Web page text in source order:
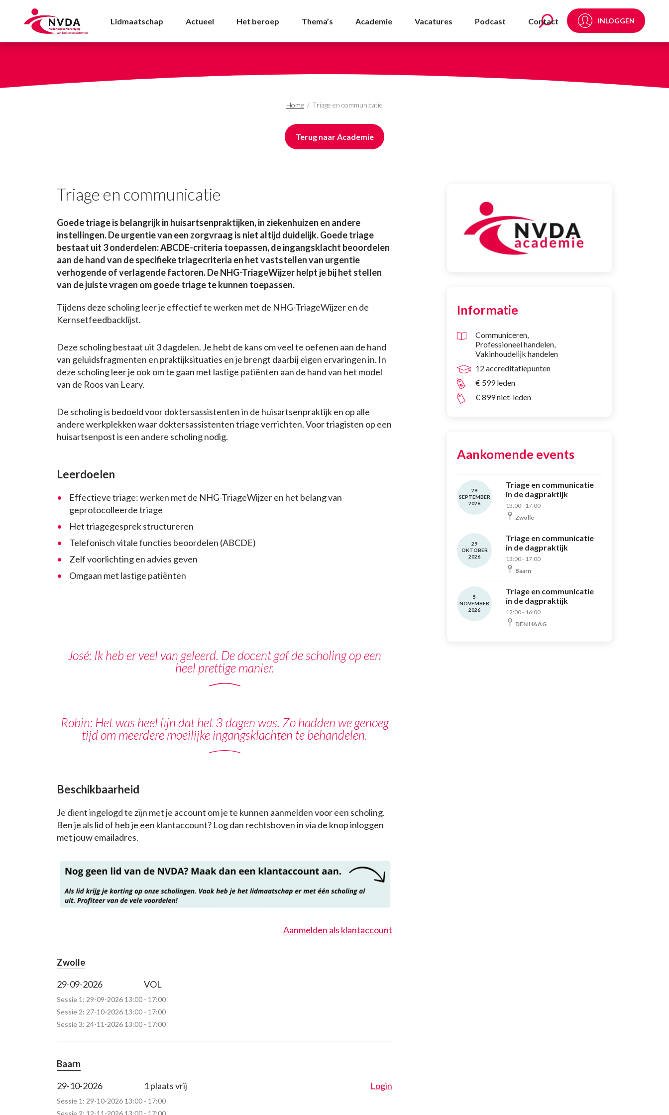
Triage en communicatie - NVDA
Lidmaatschap Actueel Het beroep Thema’s Academie Vacatures Podcast Contact INLOGGEN
Home / Triage en communicatie
Terug naar Academie
Triage en communicatie
Goede triage is belangrijk in huisartsenpraktijken, in ziekenhuizen en andere
instellingen. De urgentie van een zorgvraag is niet altijd duidelijk. Goede triage
bestaat uit 3 onderdelen: ABCDE-criteria toepassen, de ingangsklacht beoordelen
aan de hand van de specifieke triagecriteria en het vaststellen van urgentie
verhogende of verlagende factoren. De NHG-TriageWijzer helpt je bij het stellen
van de juiste vragen om goede triage te kunnen toepassen.
Tijdens deze scholing leer je effectief te werken met de NHG-TriageWijzer en de
Kernsetfeedbacklijst.
Deze scholing bestaat uit 3 dagdelen. Je hebt de kans om veel te oefenen aan de hand
van geluidsfragmenten en praktijksituaties en je brengt daarbij eigen ervaringen in. In
deze scholing leer je ook om te gaan met lastige patiënten aan de hand van het model
van de Roos van Leary.
De scholing is bedoeld voor doktersassistenten in de huisartsenpraktijk en op alle
andere werkplekken waar doktersassistenten triage verrichten. Voor triagisten op een
huisartsenpost is een andere scholing nodig.
Leerdoelen
Effectieve triage: werken met de NHG-TriageWijzer en het belang van
geprotocolleerde triage
Het triagegesprek structureren
Telefonisch vitale functies beoordelen (ABCDE)
Zelf voorlichting en advies geven
Omgaan met lastige patiënten
José: Ik heb er veel van geleerd. De docent gaf de scholing op een
heel prettige manier.
Robin: Het was heel fijn dat het 3 dagen was. Zo hadden we genoeg
tijd om meerdere moeilijke ingangsklachten te behandelen.
Beschikbaarheid
Je dient ingelogd te zijn met je account om je te kunnen aanmelden voor een scholing.
Ben je als lid of heb je een klantaccount? Log dan rechtsboven in via de knop inloggen
met jouw emailadres.
Aanmelden als klantaccount
Zwolle
29-09-2026
VOL
Sessie 1: 29-09-2026 13:00 - 17:00
Sessie 2: 27-10-2026 13:00 - 17:00
Sessie 3: 24-11-2026 13:00 - 17:00
Baarn
29-10-2026
1 plaats vrij Login
Sessie 1: 29-10-2026 13:00 - 17:00
Sessie 2: 12-11-2026 13:00 - 17:00
Informatie
Communiceren
Professioneel handelen
Vakinhoudelijk handelen
12 accreditatiepunten
€ 599 leden
€ 899 niet-leden
Aankomende events
29
SEPTEMBER
2026
Triage en communicatie
in de dagpraktijk
13:00 - 17:00
Zwolle
29
OKTOBER
2026
Triage en communicatie
in de dagpraktijk
13:00 - 17:00
Baarn
5
NOVEMBER
2026
Triage en communicatie
in de dagpraktijk
12:00 - 16:00
DEN HAAG